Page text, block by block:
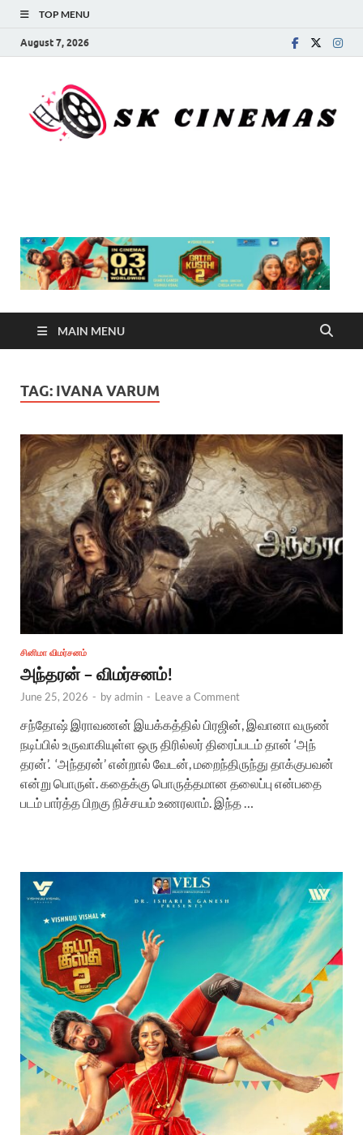
TOP MENU
August 7, 2026
MAIN MENU
TAG: IVANA VARUM
சினிமா விமர்சனம்
அந்தரன் – விமர்சனம்!
June 25, 2026 - byadmin - Leave a Comment
சந்​தோஷ் இராவணன் இயக்​கத்​தில் பிரஜின், இவானா வருண்
நடிப்பில் உருவாகியுள்ள ஒரு திரில்லர் திரைப்படம் தான் ‘அந்​
தரன்’. ‘அந்​தரன்’ என்​றால் வேடன், மறைந்​திருந்து தாக்குபவன்
என்று பொருள். கதைக்கு பொருத்தமான தலைப்பு என்பதை
படம் பார்த்த பிறகு நிச்சயம் உணரலாம். இந்த …